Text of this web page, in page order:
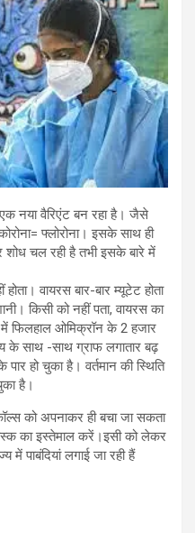
नया वैरिएंट बन रहा है। जैसे
फ्लोरोना। इसके साथ ही
चल रही है तभी इसके बारे में
वायरस बार-बार म्यूटेट होता
किसी को नहीं पता, वायरस का
फिलहाल ओमिक्रॉन के 2 हजार
के साथ -साथ ग्राफ लगातार बढ़
हो चुका है। वर्तमान की स्थिति
है।
को अपनाकर ही बचा जा सकता
का इस्तेमाल करें।इसी को लेकर
पाबंदियां लगाई जा रही हैं